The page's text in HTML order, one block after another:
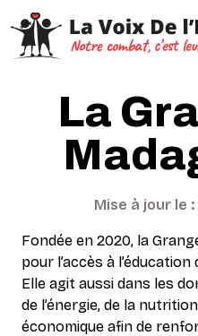
La
Mise à jour le
Fondée en 2020, la
pour l’accès à
Elle agit aussi dans les
de l’énergie, de la
économique afin de